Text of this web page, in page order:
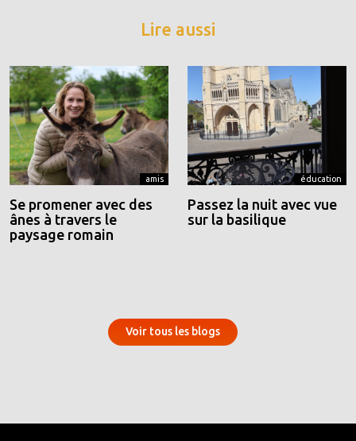
Lire aussi
amis
Se promener avec des
ânes à travers le
paysage romain
éducation
Passez la nuit avec vue
sur la basilique
Voir tous les blogs